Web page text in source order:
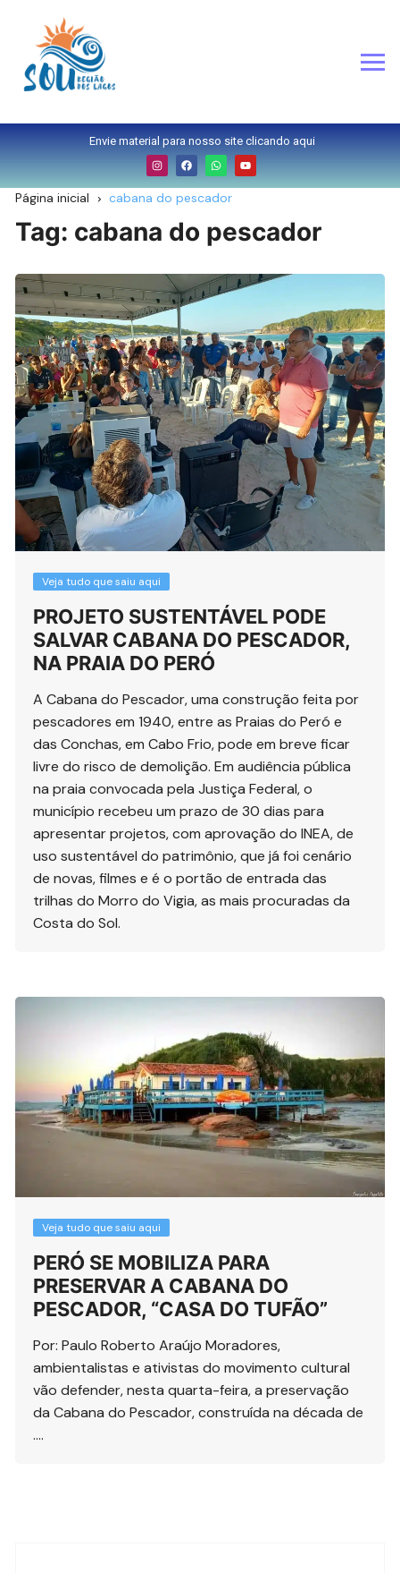
Envie material para nosso site clicando aqui
Página inicial cabana do pescador
Tag: cabana do pescador
Veja tudo que saiu aqui
PROJETO SUSTENTÁVEL PODE
SALVAR CABANA DO PESCADOR,
NA PRAIA DO PERÓ
A Cabana do Pescador, uma construção feita por
pescadores em 1940, entre as Praias do Peró e
das Conchas, em Cabo Frio, pode em breve ficar
livre do risco de demolição. Em audiência pública
na praia convocada pela Justiça Federal, o
município recebeu um prazo de 30 dias para
apresentar projetos, com aprovação do INEA, de
uso sustentável do patrimônio, que já foi cenário
de novas, filmes e é o portão de entrada das
trilhas do Morro do Vigia, as mais procuradas da
Costa do Sol.
Veja tudo que saiu aqui
PERÓ SE MOBILIZA PARA
PRESERVAR A CABANA DO
PESCADOR, “CASA DO TUFÃO”
Por: Paulo Roberto Araújo Moradores,
ambientalistas e ativistas do movimento cultural
vão defender, nesta quarta-feira, a preservação
da Cabana do Pescador, construída na década de
….